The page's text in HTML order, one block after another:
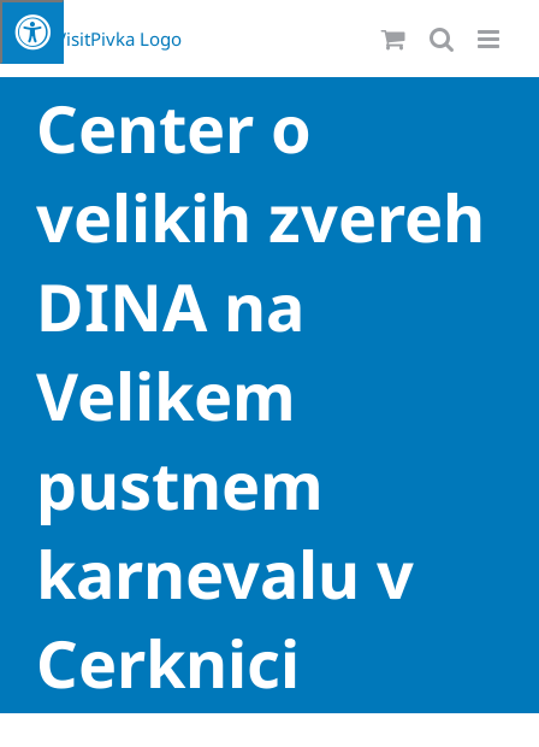
Skip
to
content
Center o
velikih zvereh
DINA na
Velikem
pustnem
karnevalu v
Cerknici